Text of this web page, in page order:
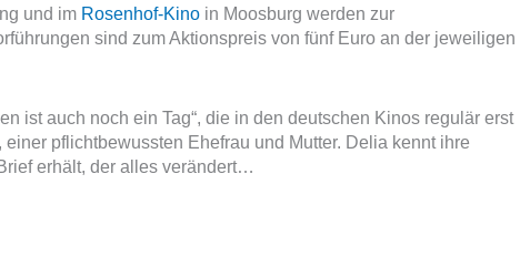
und im Rosenhof-Kino in Moosburg werden zur
sind zum Aktionspreis von fünf Euro an der jeweiligen
ist auch noch ein Tag“, die in den deutschen Kinos regulär erst
pflichtbewussten Ehefrau und Mutter. Delia kennt ihre
erhält, der alles verändert…